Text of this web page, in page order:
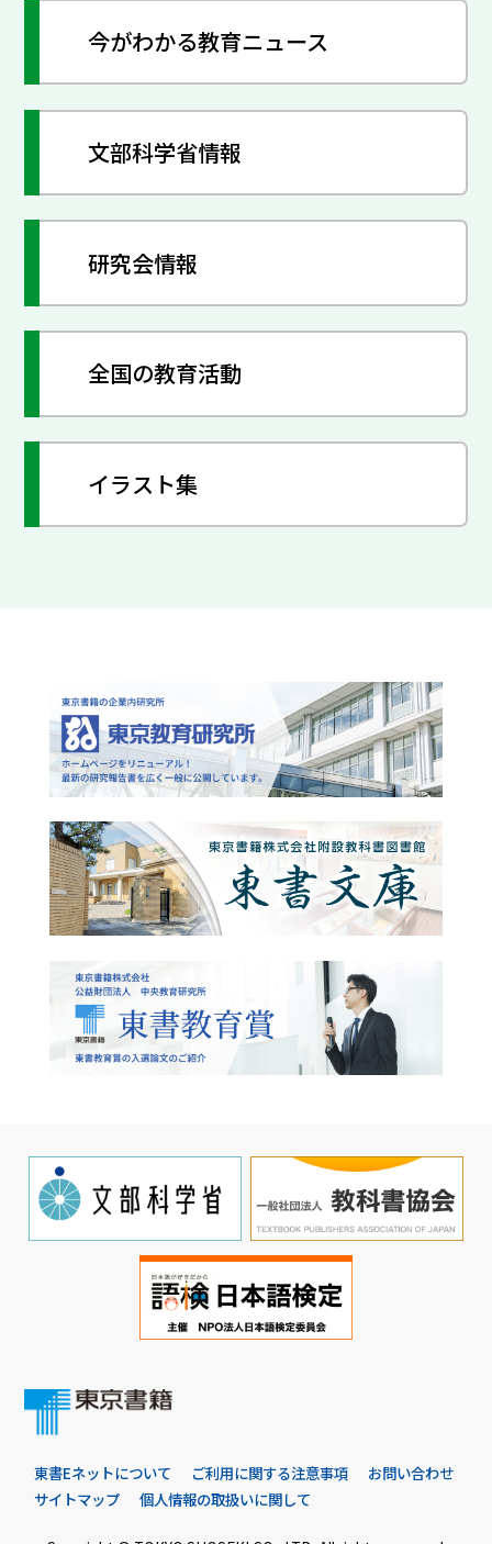
今がわかる教育ニュース
文部科学省情報
研究会情報
全国の教育活動
イラスト集
東書Eネットについて ご利用に関する注意事項
お問い合わせ
サイトマップ
個人情報の取扱いに関して